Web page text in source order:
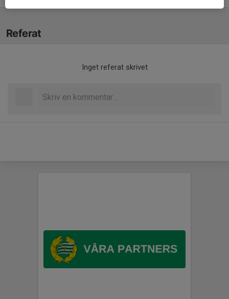
Referat
Inget referat skrivet